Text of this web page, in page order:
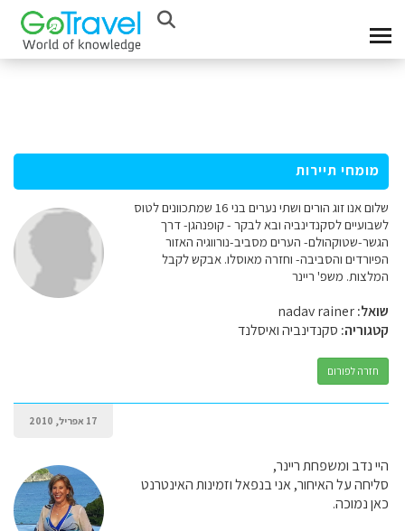
מומחי תיירות
שלום אנו זוג הורים ושתי נערים בני 16 שמתכוונים לטוס
לשבועיים לסקנדינביה ובא לבקר - קופנהגן- דרך
הגשר-שטוקהולם- הערים מסביב-נורווגיה האזור
הפיורדים והסביבה- וחזרה מאוסלו. אבקש לקבל
המלצות. משפ' ריינר
שואל:
קטגוריה: סקנדינביה ואיסלנד
חזרה לפורום
17 אפריל, 2010
היי נדב ומשפחת ריינר,
סליחה על האיחור, אני בנפאל וזמינות האינטרנט
כאן נמוכה.